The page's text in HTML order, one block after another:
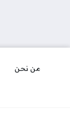
من نحن